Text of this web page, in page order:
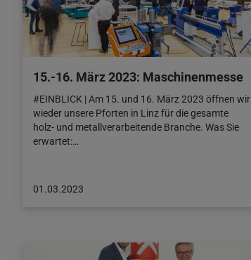
15.-16. März 2023: Maschinenmesse
#EINBLICK | Am 15. und 16. März 2023 öffnen wir
wieder unsere Pforten in Linz für die gesamte
holz- und metallverarbeitende Branche. Was Sie
erwartet:…
Beitrag
01.03.2023